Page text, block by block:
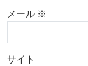
メール ※
サイト